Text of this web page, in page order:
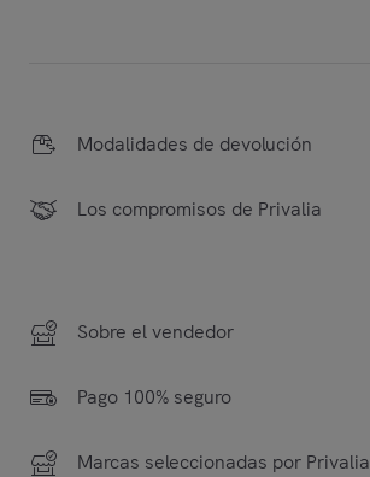
Modalidades de devolución
Los compromisos de Privalia
Sobre el vendedor
Pago 100% seguro
Marcas seleccionadas por Privalia